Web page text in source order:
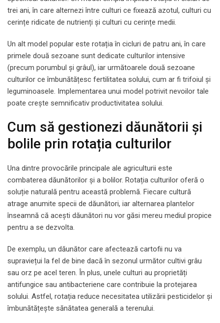
trei ani, în care alternezi între culturi ce fixează azotul, culturi cu
cerințe ridicate de nutrienți și culturi cu cerințe medii.
Un alt model popular este rotația în cicluri de patru ani, în care
primele două sezoane sunt dedicate culturilor intensive
(precum porumbul și grâul), iar următoarele două sezoane
culturilor ce îmbunătățesc fertilitatea solului, cum ar fi trifoiul și
leguminoasele. Implementarea unui model potrivit nevoilor tale
poate crește semnificativ productivitatea solului.
Cum să gestionezi dăunătorii și
bolile prin rotația culturilor
Una dintre provocările principale ale agriculturii este
combaterea dăunătorilor și a bolilor. Rotația culturilor oferă o
soluție naturală pentru această problemă. Fiecare cultură
atrage anumite specii de dăunători, iar alternarea plantelor
înseamnă că acești dăunători nu vor găsi mereu mediul propice
pentru a se dezvolta.
De exemplu, un dăunător care afectează cartofii nu va
supraviețui la fel de bine dacă în sezonul următor cultivi grâu
sau orz pe acel teren. În plus, unele culturi au proprietăți
antifungice sau antibacteriene care contribuie la protejarea
solului. Astfel, rotația reduce necesitatea utilizării pesticidelor și
îmbunătățește sănătatea generală a terenului.